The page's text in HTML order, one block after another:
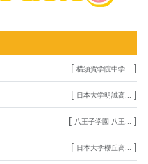
[ 横須賀学院中学... ]
[ 日本大学明誠高... ]
[ 八王子学園 八王... ]
[ 日本大学櫻丘高... ]